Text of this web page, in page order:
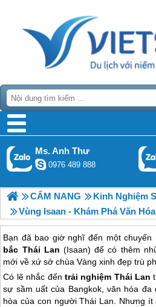
Ms. Anh Thư
0976 489 888
CẨM NANG
Kinh Nghiệm
Vùng Isaan - Khám Phá Văn
Bạn đã bao giờ nghĩ đến một chuyến
bắc Thái Lan (Isaan) để có thêm
mới về xứ sở chùa Vàng xinh đẹp trù
Có lẽ nhắc đến trải nghiệm Thái Lan
sự sầm uất của Bangkok, văn hóa
hòa của con ngườiThái Lan. Nhưng ít